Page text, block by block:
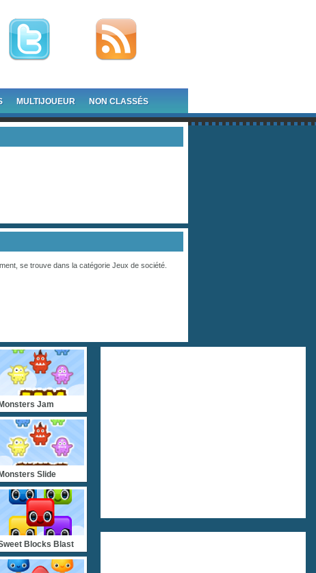
MULTIJOUEUR NON CLASSÉS
se trouve dans la catégorie Jeux de société
Jam
Slide
Blocks Blast